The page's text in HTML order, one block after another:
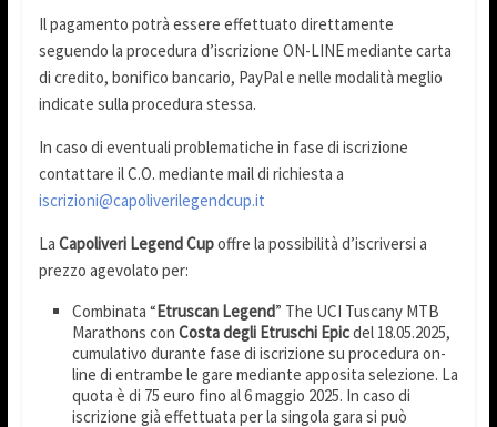
Il pagamento potrà essere effettuato direttamente
seguendo la procedura d’iscrizione ON-LINE mediante carta
di credito, bonifico bancario, PayPal e nelle modalità meglio
indicate sulla procedura stessa.
In caso di eventuali problematiche in fase di iscrizione
contattare il C.O. mediante mail di richiesta a
iscrizioni@capoliverilegendcup.it
La Capoliveri Legend Cupoffre la possibilità d’iscriversi a
prezzo agevolato per:
Combinata “Etruscan Legend” The UCI Tuscany MTB
Marathons con Costa degli Etruschi Epicdel 18.05.2025,
cumulativo durante fase di iscrizione su procedura on-
line di entrambe le gare mediante apposita selezione. La
quota è di 75 euro fino al 6 maggio 2025. In caso di
iscrizione già effettuata per la singola gara si può